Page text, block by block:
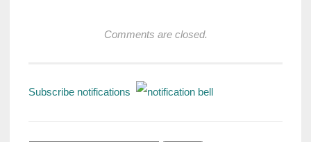
Comments are closed.
Subscribe notifications